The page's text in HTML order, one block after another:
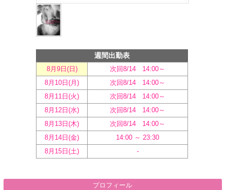
週間出勤表
8月9日(日 )
次回8/14 14:00～
8月10日(月 )
次回8/14 14:00～
8月11日(火)
次回8/14 14:00～
8月12日(水)
次回8/14 14:00～
8月13日(木)
次回8/14 14:00～
8月14日(金)
14:00 ～ 23:30
8月15日(土) -
プロフィール